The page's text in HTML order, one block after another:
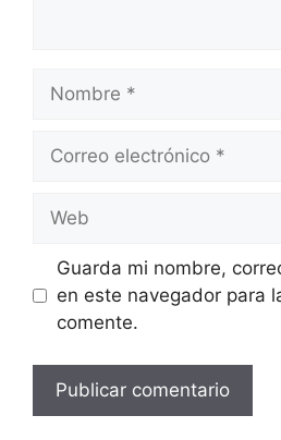
Nombre
Correo
Web
Guarda mi nombre,
en este navegador para
comente.